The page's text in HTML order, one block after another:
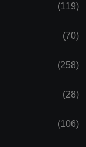
(119)
(70)
(258)
(28)
(106)